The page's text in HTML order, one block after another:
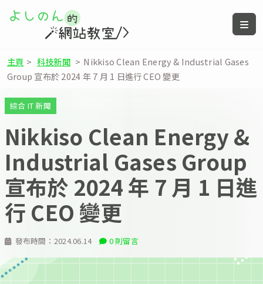
主頁 > 科技新聞 > Nikkiso Clean Energy & Industrial Gases
Group 宣布於 2024 年 7 月 1 日進行 CEO 變更
發布時間： 2024.06.14 0 則留言
綜合 IT 新聞
Nikkiso Clean Energy &
Industrial Gases Group
宣布於 2024 年 7 月 1 日進
行 CEO 變更